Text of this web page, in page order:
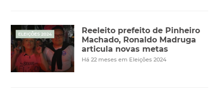
ELEIÇÕES 2024
Reeleito prefeito de Pinheiro
Machado, Ronaldo Madruga
articula novas metas
Há 22 meses em Eleições 2024